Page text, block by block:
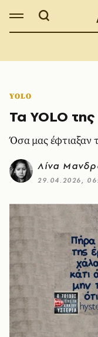
YOLO
Τα YOLO
Όσα μας έφτιαξαν
Λίνα
29.04.2026,